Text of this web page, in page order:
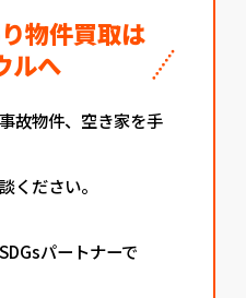
物件買取は
ルへ
故物件、空き家を手
ください。
パートナーで